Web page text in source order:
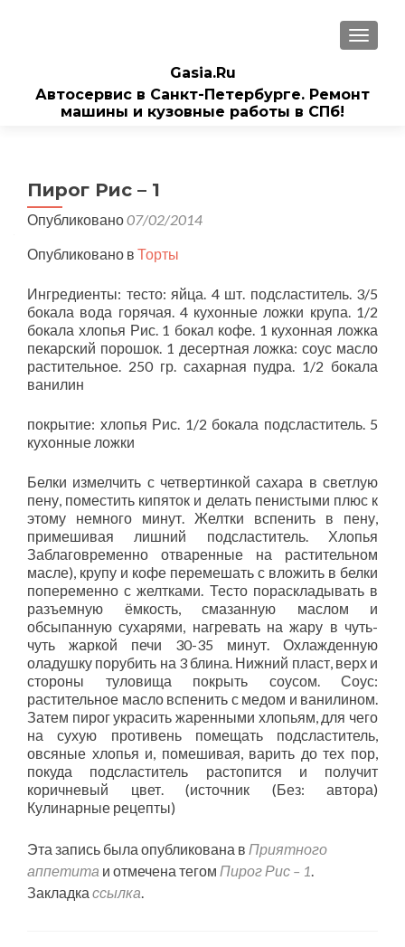
Gasia.Ru
Автосервис в Санкт-Петербурге. Ремонт
машины и кузовные работы в СПб!
Пирог Рис – 1
Опубликовано07/02/2014
Опубликовано в Торты
Ингредиенты: тесто: яйца. 4 шт. подсластитель. 3/5
бокала вода горячая. 4 кухонные ложки крупа. 1/2
бокала хлопья Рис. 1 бокал кофе. 1 кухонная ложка
пекарский порошок. 1 десертная ложка: соус масло
растительное. 250 гр. сахарная пудра. 1/2 бокала
ванилин
покрытие: хлопья Рис. 1/2 бокала подсластитель. 5
кухонные ложки
Белки измелчить с четвертинкой сахара в светлую
пену, поместить кипяток и делать пенистыми плюс к
этому немного минут. Желтки вспенить в пену,
примешивая лишний подсластитель. Хлопья
Заблаговременно отваренные на растительном
масле), крупу и кофе перемешать с вложить в белки
попеременно с желтками. Тесто пораскладывать в
разъемную ёмкость, смазанную маслом и
обсыпанную сухарями, нагревать на жару в чуть-
чуть жаркой печи 30-35 минут. Охлажденную
оладушку порубить на 3 блина. Нижний пласт, верх и
стороны туловища покрыть соусом. Соус:
растительное масло вспенить с медом и ванилином.
Затем пирог украсить жаренными хлопьям, для чего
на сухую противень помещать подсластитель,
овсяные хлопья и, помешивая, варить до тех пор,
покуда подсластитель растопится и получит
коричневый цвет. (источник (Без: автора)
Кулинарные рецепты)
Эта запись была опубликована в Приятного
аппетита и отмечена тегом Пирог Рис – 1.
Закладка ссылка.